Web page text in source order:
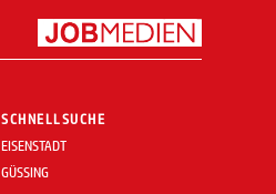
SCHNELLSUCHE
EISENSTADT
GÜSSING